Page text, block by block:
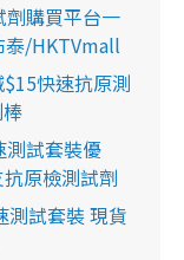
劑購買平台一
泰/HKTVmall
$15快速抗原測
測試套裝優
原檢測試劑
測試套裝 現貨